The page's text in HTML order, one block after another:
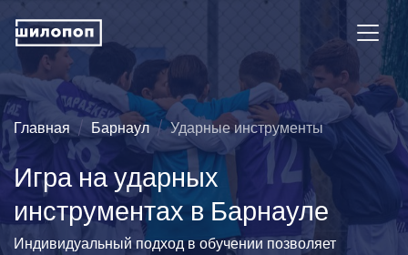
Главная Барнаул Ударные инструменты
Игра на ударных
инструментах в Барнауле
Индивидуальный подход в обучении позволяет